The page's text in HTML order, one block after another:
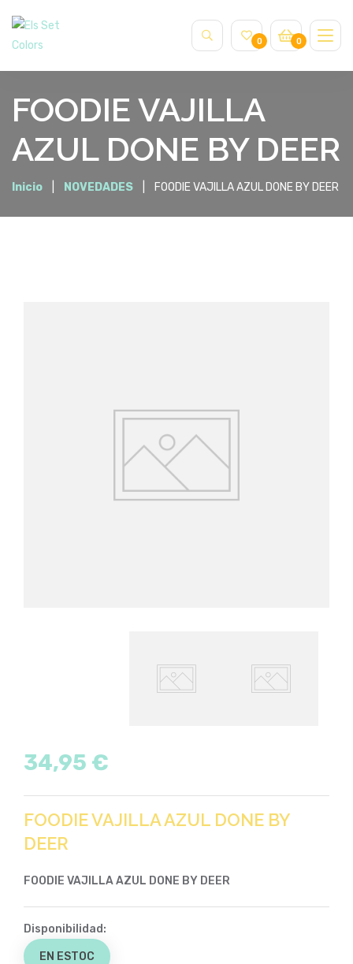
0 0
FOODIE VAJILLA
AZUL DONE BY DEER
Inicio NOVEDADES FOODIE VAJILLA AZUL DONE BY DEER
34,95 €
FOODIE VAJILLA AZUL DONE BY
DEER
FOODIE VAJILLA AZUL DONE BY DEER
Disponibilidad:
EN ESTOC